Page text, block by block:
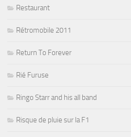
Restaurant
Rétromobile 2011
Return To Forever
Rié Furuse
Ringo Starr and his all band
Risque de pluie sur la F1